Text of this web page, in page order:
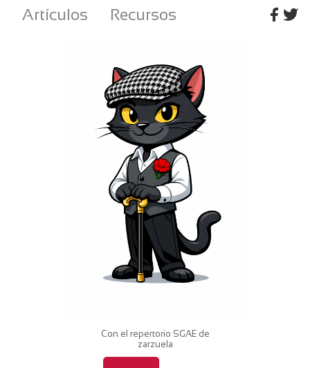
Artículos Recursos
Con el repertorio SGAE de
zarzuela